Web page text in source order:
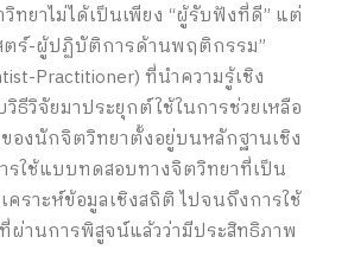
ยาไม่ได้เป็นเพียง “ผู้รับฟังที่ดี” แต่
ตร์-ผู้ปฏิบัติการด้านพฤติกรรม”
Practitioner) ที่นำความรู้เชิง
ธีวิจัยมาประยุกต์ใช้ในการช่วยเหลือ
องนักจิตวิทยาตั้งอยู่บนหลักฐานเชิง
ใช้แบบทดสอบทางจิตวิทยาที่เป็น
คราะห์ข้อมูลเชิงสถิติ ไปจนถึงการใช้
ผ่านการพิสูจน์แล้วว่ามีประสิทธิภาพ